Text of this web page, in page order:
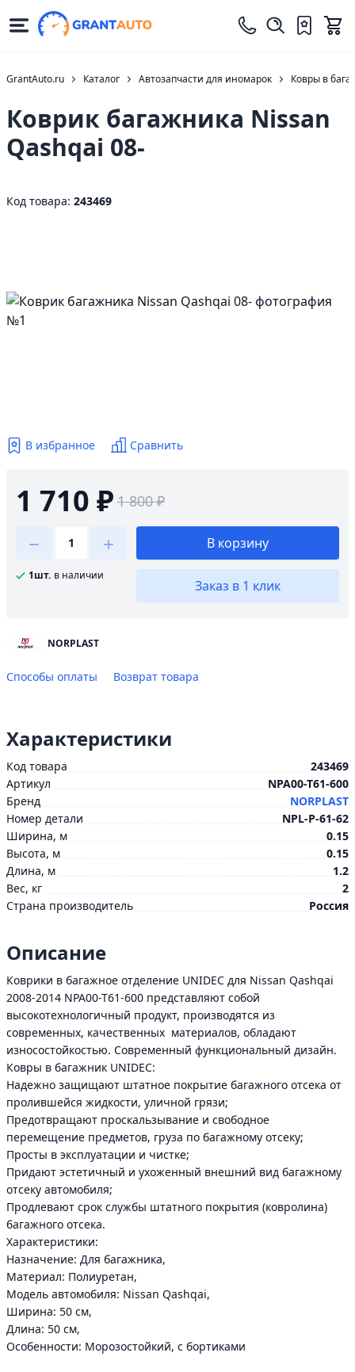
GrantAuto.ru Каталог Автозапчасти для иномарок Ковры в
Коврик багажника Nissan
Qashqai 08-
Код товара: 243469
В избранное Сравнить
1 710 ₽ 1 800 ₽
1шт. в наличии
В корзину
Заказ в 1 клик
NORPLAST
Способы оплаты Возврат товара
Характеристики
Код товара
243469
Артикул
NPA00-T61-600
Бренд
NORPLAST
Номер детали
NPL-P-61-62
Ширина, м
0.15
Высота, м
0.15
Длина, м
1.2
Вес, кг
2
Страна производитель
Россия
Описание
Коврики в багажное отделение UNIDEC для Nissan Qashqai
2008-2014 NPA00-T61-600 представляют собой
высокотехнологичный продукт, производятся из
современных, качественных материалов, обладают
износостойкостью. Современный функциональный дизайн.
Ковры в багажник UNIDEC:
Надежно защищают штатное покрытие багажного отсека от
пролившейся жидкости, уличной грязи;
Предотвращают проскальзывание и свободное
перемещение предметов, груза по багажному отсеку;
Просты в эксплуатации и чистке;
Придают эстетичный и ухоженный внешний вид багажному
отсеку автомобиля;
Продлевают срок службы штатного покрытия (ковролина)
багажного отсека.
Характеристики:
Назначение: Для багажника,
Материал: Полиуретан,
Модель автомобиля: Nissan Qashqai,
Ширина: 50 см,
Длина: 50 см,
Особенности: Морозостойкий, с бортиками